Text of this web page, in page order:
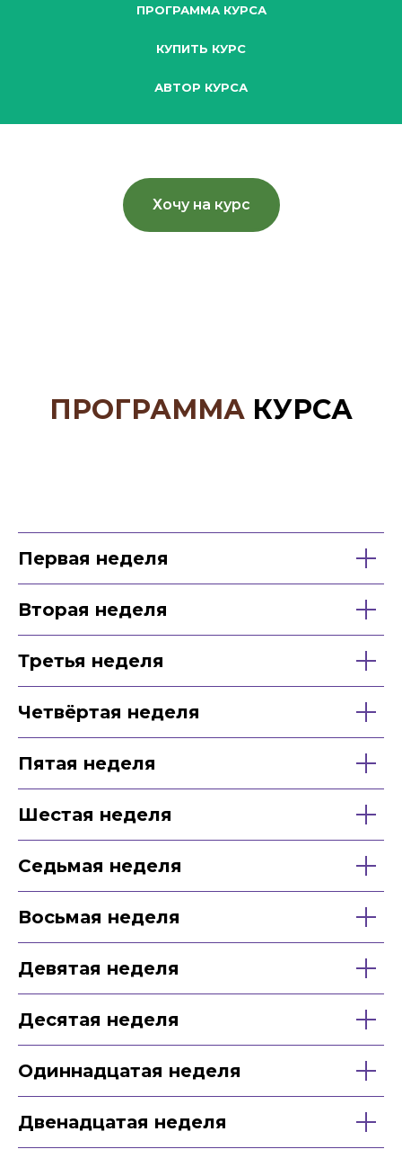
ПРОГРАММА КУРСА
КУПИТЬ КУРС
АВТОР КУРСА
Хочу на курс
ПРОГРАММА КУРСА
Первая неделя
Вторая неделя
Третья неделя
Четвёртая неделя
Пятая неделя
Шестая неделя
Седьмая неделя
Восьмая неделя
Девятая неделя
Десятая неделя
Одиннадцатая неделя
Двенадцатая неделя